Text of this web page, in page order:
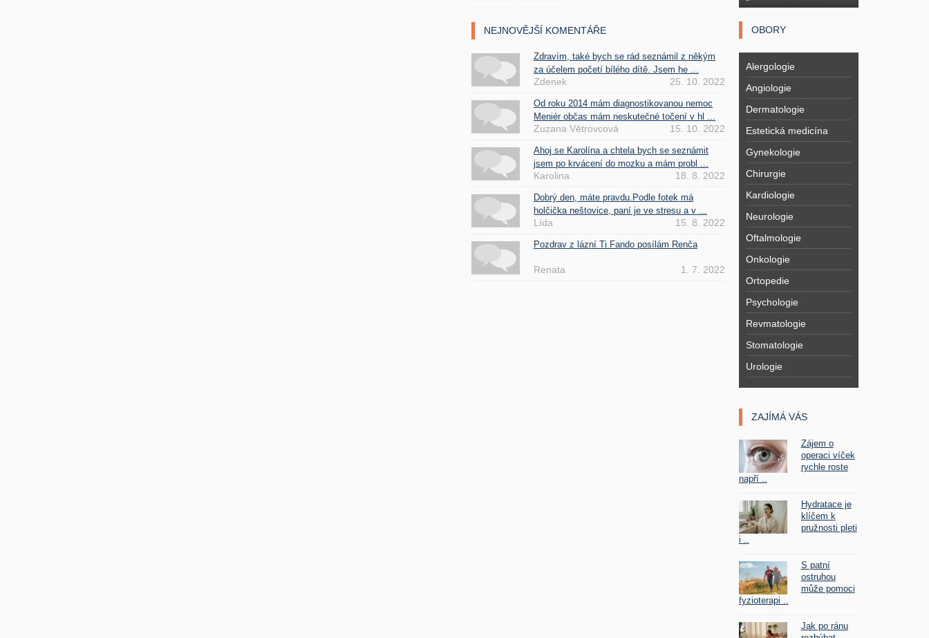
NEJNOVĚJŠÍ KOMENTÁŘE
Zdravím, také bych se rád seznámil z někým
za účelem početí bílého dítě. Jsem he ...
Zdenek 25. 10. 2022
Od roku 2014 mám diagnostikovanou nemoc
Meniér občas mám neskutečné točení v hl ...
Zuzana Větrovcová 15. 10. 2022
Ahoj se Karolína a chtela bych se seznámit
jsem po krvácení do mozku a mám probl ...
Karolina 18. 8. 2022
Dobrý den, máte pravdu.Podle fotek má
holčička neštovice, paní je ve stresu a v ...
Lída 15. 8. 2022
Pozdrav z lázní Ti Fando posílám Renča
Renata 1. 7. 2022
OBORY
Alergologie
Angiologie
Dermatologie
Estetická medicína
Gynekologie
Chirurgie
Kardiologie
Neurologie
Oftalmologie
Onkologie
Ortopedie
Psychologie
Revmatologie
Stomatologie
Urologie
ZAJÍMÁ VÁS
Zájem o
operaci víček
rychle roste
napří ..
Hydratace je
klíčem k
pružnosti pleti
i ..
S patní
ostruhou
může pomoci
fyzioterapi ..
Jak po ránu